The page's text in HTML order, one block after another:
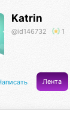
Katrin
@id146732 1
Лента